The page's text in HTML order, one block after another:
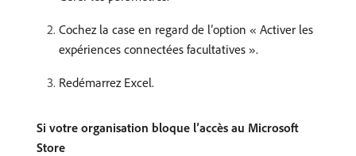
Cochez la case en regard de l’option « Activer les
expériences connectées facultatives ».
Redémarrez Excel.
Si votre organisation bloque lʼaccès au Microsoft
Store